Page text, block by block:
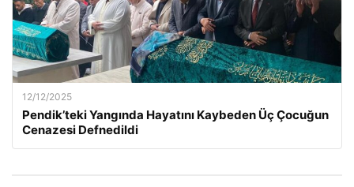
12/12/2025
Pendik’teki Yangında Hayatını Kaybeden Üç Çocuğun
Cenazesi Defnedildi